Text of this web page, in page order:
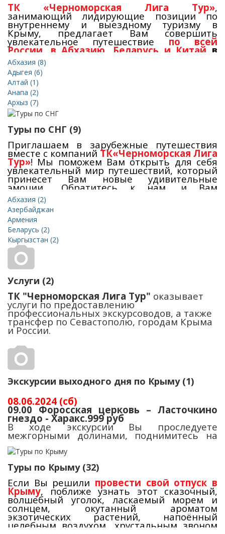
ТК «Черноморская Лига Тур»,
занимающий лидирующие позиции по
внутреннему и выездному туризму в
Крыму, предлагает Вам совершить
увлекательное путешествие по всей
России в Абхазию, Беларусь и Китай в
2026 году.
Многолетний опыт туроператорской
деятельности
качественно организовать для Вас любой
вид отдыха!
соотношение цена и качество, а также
акции, горящие туры
Приобрести наши туры Вы можете в нашем
офисе в Севастополе
Абхазия (8)
Адыгея (6)
Алтай (1)
Анапа (2)
Архыз (7)
Туры по СНГ (9)
Приглашаем в зарубежные путешествия
вместе с компаний ТК«Черноморская Лига
Тур»! Мы поможем Вам открыть для себя
увлекательный мир путешествий, который
принесет Вам новые удивительные
эмоции... Обратитесь к нам, и Вам
останется только –
автобусный тур из Крыма и дату
предполагаемого отдыха
Вам тщательно разработанные маршруты,
которые позволят Вам ознакомиться с
самыми яркими странами
Абхазия (2)
Азербайджан
Армения
Беларусь (2)
Кыргызстан (2)
Услуги (2)
ТК "Черноморская Лига Тур" оказывает
услуги по предоставлению
профессиональных экскурсоводов, а также
трансфер по Севастополю, городам Крыма
и России.
Комфортабельные автобусы вместимостью
57, 53, 49, 20 мест с кондиционером и
телевизором, профессиональные водители.
Экскурсии выходного дня по Крыму (1)
08.06.2024 (сб)
09.00 Форосская церковь – Ласточкино
гнездо - Харакс.999 руб
В ходе экскурсии Вы проследуете
межгорными долинами, поднимитесь на
один из тридцати горных крымских
перевалов – Байдарский перевал, где
увидите Байдарские ворота. Ворота
возникли как памятник завершению
строительства старой ялтинской дороги.
Затем знаменитая Форосская церковь.
Церковь Воскресения была возведена в
1892 году в византийском стиле на деньги
чайного магната Кузнецова. Построена она
в память о событиях 1888 года на станции
Борки, где потерпел крушение поезд
Туры по Крыму (32)
Если Вы решили провести свой отпуск в
Крыму, поближе узнать этот сказочный,
волшебный уголок, ласкаемый морем и
солнцем, окутанный ароматом
экзотических растений, напоённый
целебным воздухом, хрустальным звоном